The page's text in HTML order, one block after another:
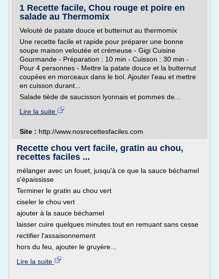
1 Recette facile, Chou rouge et poire en
salade au Thermomix
Velouté de patate douce et butternut au thermomix
Une recette facile et rapide pour préparer une bonne
soupe maison veloutée et crémeuse - Gigi Cuisine
Gourmande - Préparation : 10 min - Cuisson : 30 min -
Pour 4 personnes - Mettre la patate douce et la butternut
coupées en morceaux dans le bol. Ajouter l'eau et mettre
en cuisson durant...
Salade tiède de saucisson lyonnais et pommes de...
Lire la suite
Site : http://www.nosrecettesfaciles.com
Recette chou vert facile, gratin au chou,
recettes faciles ...
mélanger avec un fouet, jusqu'à ce que la sauce béchamel
s'épaississe
Terminer le gratin au chou vert
ciseler le chou vert
ajouter à la sauce béchamel
laisser cuire quelques minutes tout en remuant sans cesse
rectifier l'assaisonnement
hors du feu, ajouter le gruyère...
Lire la suite